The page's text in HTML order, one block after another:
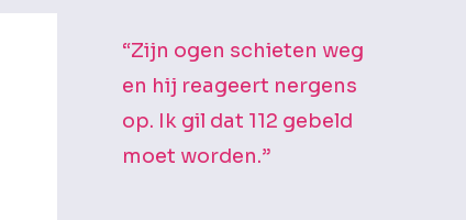
“Zijn ogen schieten weg
en hij reageert nergens
op. Ik gil dat 112 gebeld
moet worden.”